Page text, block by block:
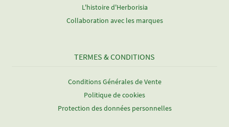
L'histoire d'Herborisia
Collaboration avec les marques
TERMES & CONDITIONS
Conditions Générales de Vente
Politique de cookies
Protection des données personnelles